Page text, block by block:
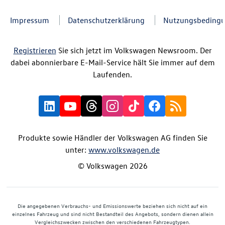
Impressum Datenschutzerklärung
Registrieren Sie sich jetzt im Volkswagen Newsroom. Der
dabei abonnierbare E-Mail-Service hält Sie immer auf dem
Laufenden.
Produkte sowie Händler der Volkswagen AG finden Sie
unter: www.volkswagen.de
© Volkswagen 2026
Die angegebenen Verbrauchs- und Emissionswerte beziehen sich nicht auf ein
einzelnes Fahrzeug und sind nicht Bestandteil des Angebots, sondern dienen allein
Vergleichszwecken zwischen den verschiedenen Fahrzeugtypen.